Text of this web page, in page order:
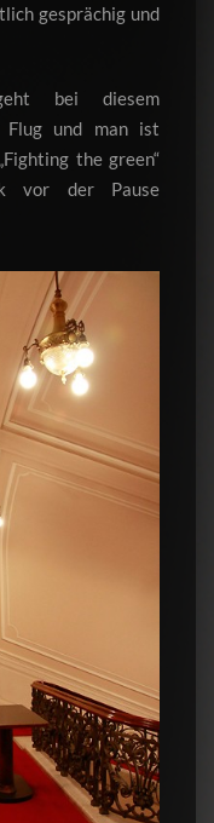
gesprächig und
bei diesem
Flug und man ist
the green“
vor der Pause